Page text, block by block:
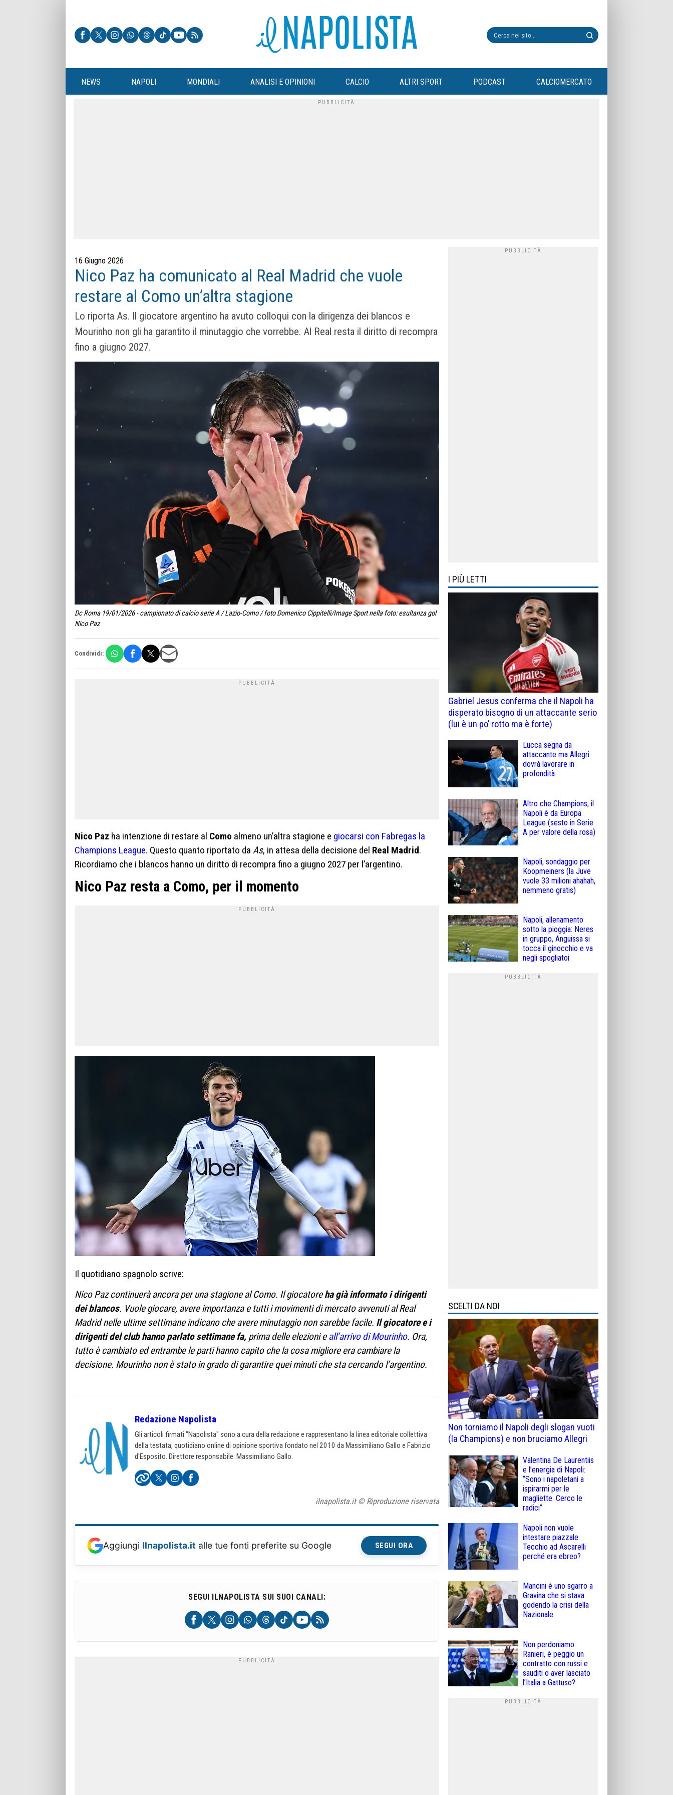
NEWS NAPOLI MONDIALI ANALISI E OPINIONI CALCIO ALTRI SPORT PODCAST CALCIOMERCATO
16 Giugno 2026
Nico Paz ha comunicato al Real Madrid che vuole
restare al Como un’altra stagione
Lo riporta As. Il giocatore argentino ha avuto colloqui con la dirigenza dei blancos e
Mourinho non gli ha garantito il minutaggio che vorrebbe. Al Real resta il diritto di recompra
fino a giugno 2027.
Dc Roma 19/01/2026 - campionato di calcio serie A / Lazio-Como / foto Domenico Cippitelli/Image Sport nella foto: esultanza gol
Nico Paz
Condividi:
Nico Paz ha intenzione di restare al Como almeno un’altra stagione e giocarsi con Fabregas la
Champions League. Questo quanto riportato da As, in attesa della decisione del Real Madrid.
Ricordiamo che i blancos hanno un diritto di recompra fino a giugno 2027 per l’argentino.
Nico Paz resta a Como, per il momento
Il quotidiano spagnolo scrive:
Nico Paz continuerà ancora per una stagione al Como. Il giocatoreha già informato i dirigenti
dei blancos. Vuole giocare, avere importanza e tutti i movimenti di mercato avvenuti al Real
Madrid nelle ultime settimane indicano che avere minutaggio non sarebbe facile. Il giocatore e i
dirigenti del club hanno parlato settimane fa, prima delle elezioni eall’arrivo di Mourinho. Ora,
tutto è cambiato ed entrambe le parti hanno capito che la cosa migliore era cambiare la
decisione. Mourinho non è stato in grado di garantire quei minuti che sta cercando l’argentino.
Redazione Napolista
Gli articoli firmati "Napolista" sono a cura della redazione e rappresentano la linea editoriale collettiva
della testata, quotidiano online di opinione sportiva fondato nel 2010 da Massimiliano Gallo e Fabrizio
d'Esposito. Direttore responsabile: Massimiliano Gallo.
ilnapolista.it © Riproduzione riservata
Aggiungi Ilnapolista.it alle tue fonti preferite su Google SEGUI ORA
SEGUI ILNAPOLISTA SUI SUOI CANALI:
I PIÙ LETTI
Gabriel Jesus conferma che il Napoli ha
disperato bisogno di un attaccante serio
(lui è un po’ rotto ma è forte)
Lucca segna da
attaccante ma Allegri
dovrà lavorare in
profondità
Altro che Champions, il
Napoli è da Europa
League (sesto in Serie
A per valore della rosa)
Napoli, sondaggio per
Koopmeiners (la Juve
vuole 33 milioni ahahah,
nemmeno gratis)
Napoli, allenamento
sotto la pioggia: Neres
in gruppo, Anguissa si
tocca il ginocchio e va
negli spogliatoi
SCELTI DA NOI
Non torniamo il Napoli degli slogan vuoti
(la Champions) e non bruciamo Allegri
Valentina De Laurentiis
e l’energia di Napoli:
“Sono i napoletani a
ispirarmi per le
magliette. Cerco le
radici”
Napoli non vuole
intestare piazzale
Tecchio ad Ascarelli
perché era ebreo?
Mancini è uno sgarro a
Gravina che si stava
godendo la crisi della
Nazionale
Non perdoniamo
Ranieri, è peggio un
contratto con russi e
sauditi o aver lasciato
l’Italia a Gattuso?